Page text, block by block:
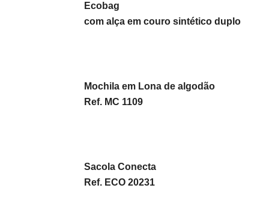
Ecobag
com alça em couro sintético duplo
Mochila em Lona de algodão
Ref. MC 1109
Sacola Conecta
Ref. ECO 20231